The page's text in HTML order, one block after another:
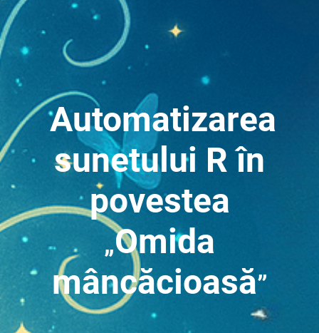
Automatizarea
sunetului R în
povestea
„Omida
mâncăcioasă”